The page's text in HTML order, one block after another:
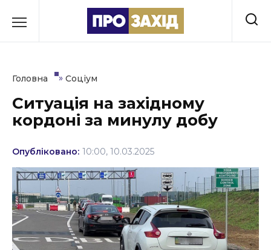
до
Культура
Освіта
Події
Політика
Соціум
Головна » Соціум
Ситуація на західному
кордоні за минулу добу
Опубліковано: 10:00, 10.03.2025